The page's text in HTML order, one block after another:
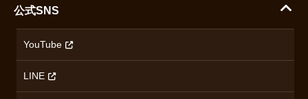
配送・送料について
ハラダの保証とアフターサービス
セイコー
カシオ
オリエントスター
沿革
公式SNS
YouTube
LINE